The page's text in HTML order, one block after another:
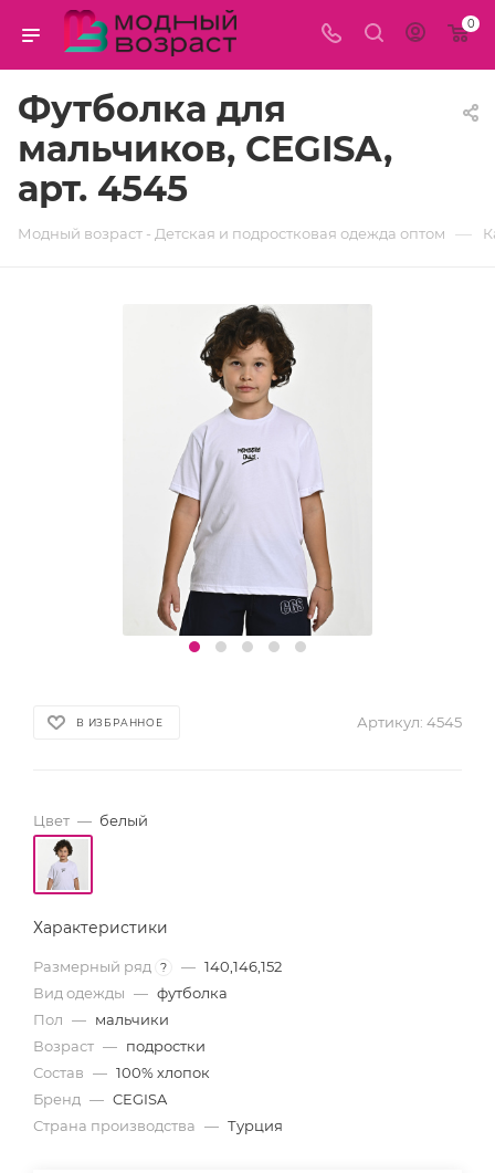
0
Футболка для
мальчиков, CEGISA,
арт. 4545
Модный возраст - Детская и подростковая одежда оптом —
В ИЗБРАННОЕ Артикул: 4545
Цвет — белый
Характеристики
Размерный ряд ? — 140,146,152
Вид одежды — футболка
Пол — мальчики
Возраст — подростки
Состав — 100% хлопок
Бренд — CEGISA
Страна производства — Турция